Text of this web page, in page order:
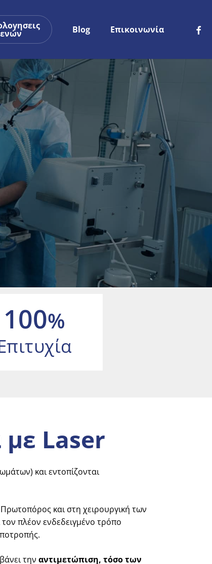
Blog Επικοινωνία
100%
με Laser
και εντοπίζονται
και στη χειρουργική των
πλέον ενδεδειγμένο τρόπο
την αντιμετώπιση, τόσο των